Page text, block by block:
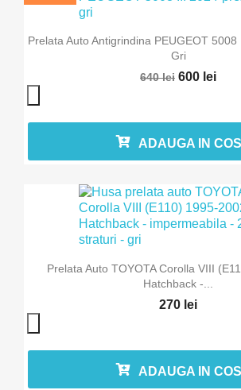
Prelata Auto Antigrindina PEUGEOT
Gri
640 lei 600 lei
ADAUGA IN COS
Prelata Auto TOYOTA Corolla VIII
Hatchback -...
270 lei
ADAUGA IN COS